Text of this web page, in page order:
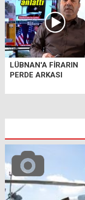
LÜBNAN'A FİRARIN
PERDE ARKASI